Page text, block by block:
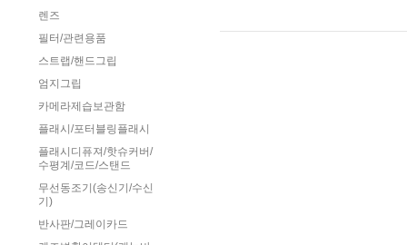
렌즈
필터/관련용품
스트랩/핸드그립
엄지그립
카메라제습보관함
플래시/포터블링플래시
플래시디퓨져/핫슈커버/
수평계/코드/스탠드
무선동조기(송신기/수신
기)
반사판/그레이카드